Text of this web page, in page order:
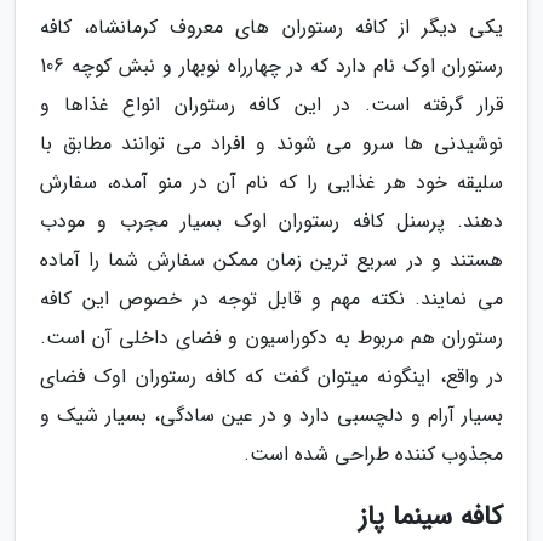
یکی دیگر از کافه رستوران های معروف کرمانشاه، کافه
رستوران اوک نام دارد که در چهارراه نوبهار و نبش کوچه 106
قرار گرفته است. در این کافه رستوران انواع غذاها و
نوشیدنی ها سرو می شوند و افراد می توانند مطابق با
سلیقه خود هر غذایی را که نام آن در منو آمده، سفارش
دهند. پرسنل کافه رستوران اوک بسیار مجرب و مودب
هستند و در سریع ترین زمان ممکن سفارش شما را آماده
می نمایند. نکته مهم و قابل توجه در خصوص این کافه
رستوران هم مربوط به دکوراسیون و فضای داخلی آن است.
در واقع، اینگونه میتوان گفت که کافه رستوران اوک فضای
بسیار آرام و دلچسبی دارد و در عین سادگی، بسیار شیک و
مجذوب کننده طراحی شده است.
کافه سینما پاز